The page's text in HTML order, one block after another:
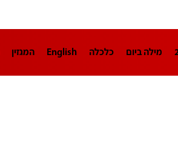
מילה ביום כלכלה English המגזין